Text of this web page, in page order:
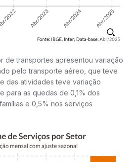
de transportes apresentou variação
pelo transporte aéreo, que teve
das atividades teve variação
para as quedas de 0,1% dos
e 0,5% nos serviços